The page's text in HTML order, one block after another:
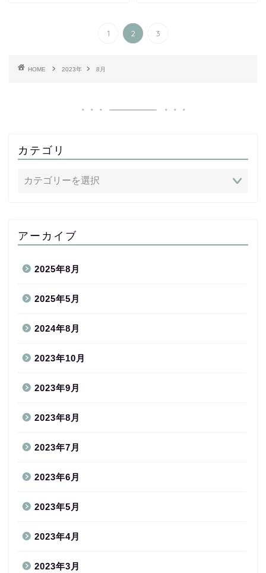
1 2 3
HOME 2023年 8月
カテゴリ
アーカイブ
2025年8月
2025年5月
2024年8月
2023年10月
2023年9月
2023年8月
2023年7月
2023年6月
2023年5月
2023年4月
2023年3月